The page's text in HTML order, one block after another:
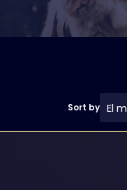
Sort by El